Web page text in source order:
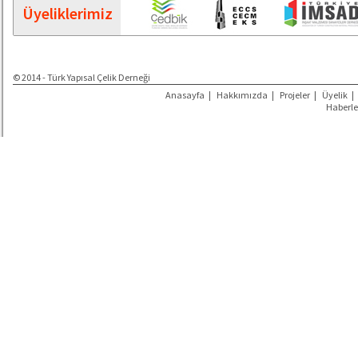
Üyeliklerimiz
© 2014 - Türk Yapısal Çelik Derneği
Anasayfa | Hakkımızda | Projeler | Üyelik |